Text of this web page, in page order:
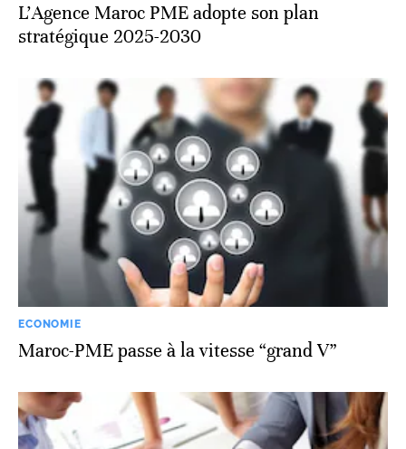
L’Agence Maroc PME adopte son plan
stratégique 2025-2030
ECONOMIE
Maroc-PME passe à la vitesse “grand V”